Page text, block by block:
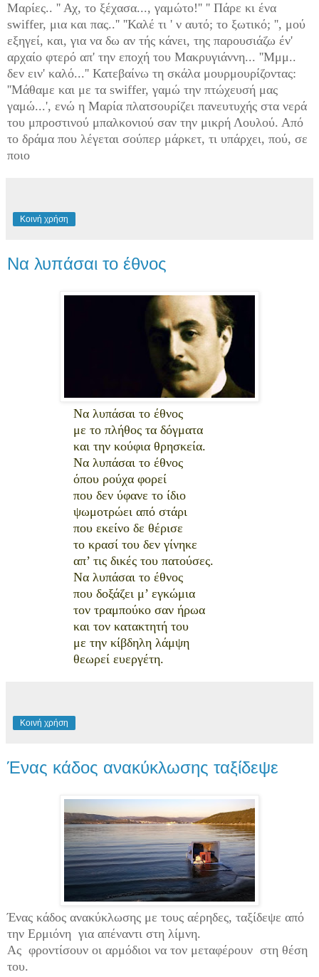
Μαρίες.. '' Αχ, το ξέχασα..., γαμώτο!'' '' Πάρε κι ένα
swiffer, μια και πας..'' ''Καλέ τι ' ν αυτό; το ξωτικό; '', μού
εξηγεί, και, για να δω αν τής κάνει, της παρουσιάζω έν'
αρχαίο φτερό απ' την εποχή του Μακρυγιάννη... ''Μμμ..
δεν ειν' καλό...'' Κατεβαίνω τη σκάλα μουρμουρίζοντας:
''Μάθαμε και με τα swiffer, γαμώ την πτώχευσή μας
γαμώ...', ενώ η Μαρία πλατσουρίζει πανευτυχής στα νερά
του μπροστινού μπαλκονιού σαν την μικρή Λουλού. Από
το δράμα που λέγεται σούπερ μάρκετ, τι υπάρχει, πού, σε
ποιο
Κοινή χρήση
Να λυπάσαι το έθνος
Να λυπάσαι το έθνος
με το πλήθος τα δόγματα
και την κούφια θρησκεία.
Να λυπάσαι το έθνος
όπου ρούχα φορεί
που δεν ύφανε το ίδιο
ψωμοτρώει από στάρι
που εκείνο δε θέρισε
το κρασί του δεν γίνηκε
απ’ τις δικές του πατούσες.
Να λυπάσαι το έθνος
που δοξάζει μ’ εγκώμια
τον τραμπούκο σαν ήρωα
και τον κατακτητή του
με την κίβδηλη λάμψη
θεωρεί ευεργέτη.
Κοινή χρήση
Ένας κάδος ανακύκλωσης ταξίδεψε
Ένας κάδος ανακύκλωσης με τους αέρηδες, ταξίδεψε από
την Ερμιόνη για απέναντι στη λίμνη.
Ας φροντίσουν οι αρμόδιοι να τον μεταφέρουν στη θέση
του.